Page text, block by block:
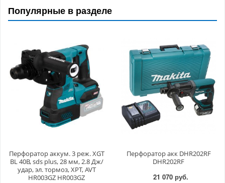
Популярные в разделе
Перфоратор аккум. 3 реж. XGT
BL 40В, sds plus, 28 мм, 2.8 Дж/
удар, эл. тормоз, XPT, AVT
HR003GZ HR003GZ
Перфоратор акк DHR202RF
DHR202RF
21 070 руб.